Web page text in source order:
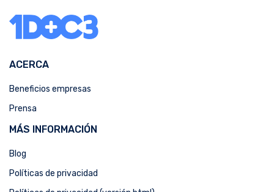
ACERCA
Beneficios empresas
Prensa
MÁS INFORMACIÓN
Blog
Políticas de privacidad